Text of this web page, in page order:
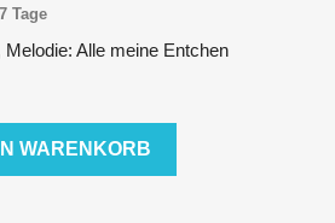
Tage
Alle meine Entchen
WARENKORB